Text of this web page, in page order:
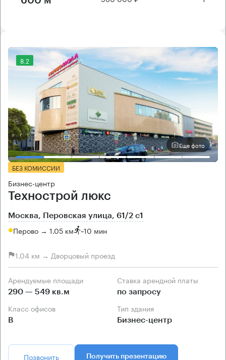
8.2
Еще фото
БЕЗ КОМИССИИ
Бизнес-центр
Технострой люкс
Москва, Перовская улица, 61/2 с1
Перово → 1.05 км ~10 мин
1.04 км → Дворцовый проезд
Арендуемые площади
290 — 549 кв.м
Ставка арендной платы
по запросу
Класс офисов
B
Тип здания
Бизнес-центр
Позвонить Получить презентацию